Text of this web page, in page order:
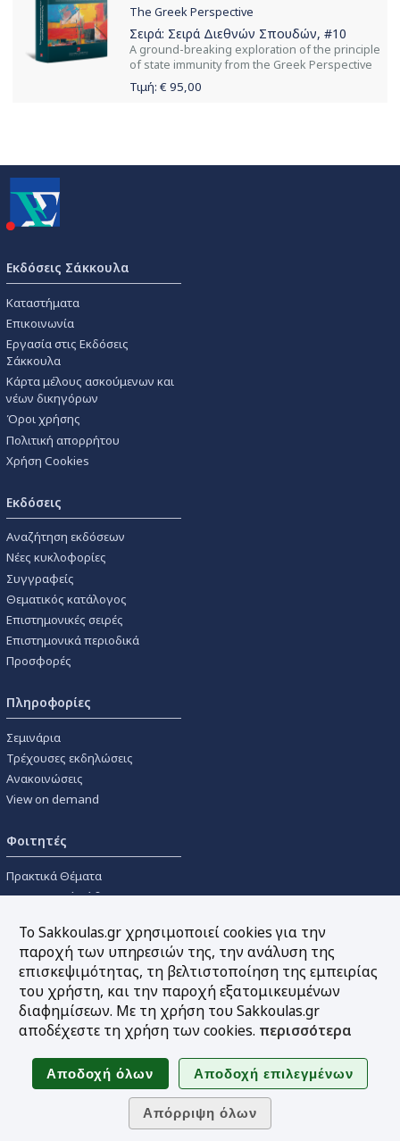
The Greek Perspective
Σειρά: Σειρά Διεθνών Σπουδών, #10
Α ground-breaking exploration of the principle
of state immunity from the Greek Perspective
Τιμή: € 95,00
Εκδόσεις Σάκκουλα
Καταστήματα
Επικοινωνία
Εργασία στις Εκδόσεις
Σάκκουλα
Κάρτα μέλους ασκούμενων και
νέων δικηγόρων
Όροι χρήσης
Πολιτική απορρήτου
Χρήση Cookies
Εκδόσεις
Αναζήτηση εκδόσεων
Νέες κυκλοφορίες
Συγγραφείς
Θεματικός κατάλογος
Επιστημονικές σειρές
Επιστημονικά περιοδικά
Προσφορές
Πληροφορίες
Σεμινάρια
Τρέχουσες εκδηλώσεις
Ανακοινώσεις
View on demand
Φοιτητές
Πρακτικά Θέματα
Οικονομικοί Κώδικες
Συγγραμμάτων
Εργαλεία
Online υπολογισμός τόκων
Υπηρεσία Ηλεκτρονικής
Sitemap
Ακολουθήστε μας
Το Sakkoulas.gr χρησιμοποιεί cookies για την
παροχή των υπηρεσιών της, την ανάλυση της
επισκεψιμότητας, τη βελτιστοποίηση της εμπειρίας
του χρήστη, και την παροχή εξατομικευμένων
διαφημίσεων. Με τη χρήση του Sakkoulas.gr
αποδέχεστε τη χρήση των cookies. περισσότερα